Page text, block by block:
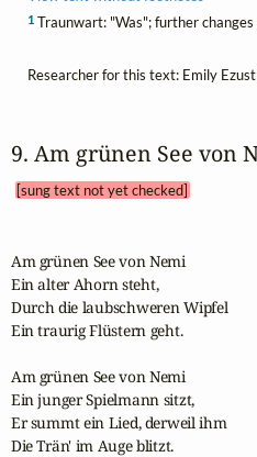
1Traunwart: "Was"; further
Researcher for this text: Emily
9. Am grünen See von
[sung text not yet checked]
Am grünen See von Nemi
Ein alter Ahorn steht,
Durch die laubschweren Wipfel
Ein traurig Flüstern geht.
Am grünen See von Nemi
Ein junger Spielmann sitzt,
Er summt ein Lied, derweil ihm
Die Trän' im Auge blitzt.